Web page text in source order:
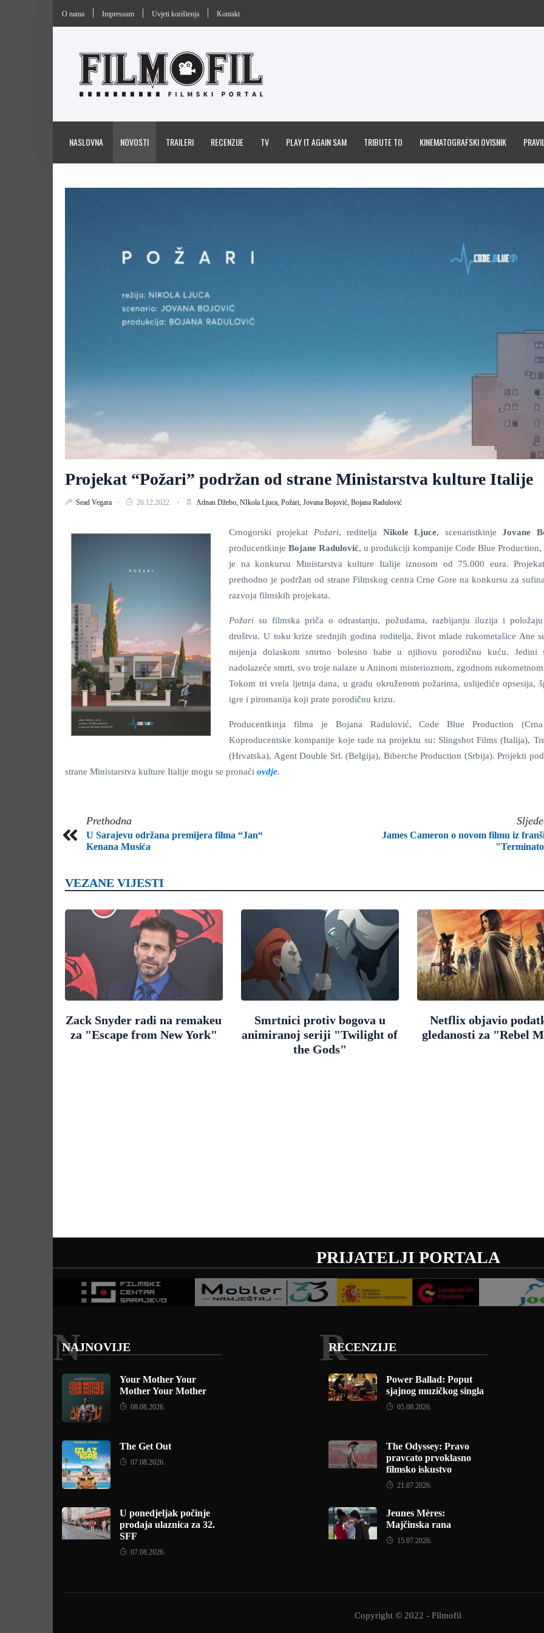
O nama Impressum Uvjeti korištenja Kontakt
NASLOVNA NOVOSTI TRAILERI RECENZIJE TV PLAY IT AGAIN SAM TRIBUTE TO KINEMATOGRAFSKI OVISNIK
Projekat “Požari” podržan od strane Ministarstva kulture Italije
Sead Vegara 26.12.2022. Adnan Džebo, NIkola Ljuca, Požari, Jovana Bojović, Bojana Radulović
Crnogorski projekat Požari, reditelja Nikole Ljuce, scenaristkinjeJovane
producentkinjeBojane Radulović, u produkciji kompanije Code Blue Production,
je na konkursu Ministarstva kulture Italije iznosom od 75.000 eura.
prethodno je podržan od strane Filmskog centra Crne Gore na konkursu za
razvoja filmskih projekata.
Požari su filmska priča o odrastanju, požudama, razbijanju iluzija i
društvu. U toku krize srednjih godina roditelja, život mlade rukometašice Ane
mijenja dolaskom smrtno bolesno babe u njihovu porodičnu kuću. Jedini
nadolazeće smrti, svo troje nalaze u Aninom misterioznom, zgodnom
Tokom tri vrela ljetnja dana, u gradu okruženom požarima, uslijediće opsesija,
igre i piromanija koji prate porodičnu krizu.
Producentkinja filma je Bojana Radulović, Code Blue Production
Koproducentske kompanije koje rade na projektu su: Slingshot Films (Italija),
(Hrvatska), Agent Double Srl. (Belgija), Biberche Production (Srbija). Projekti
strane Ministarstva kulture Italije mogu se pronaći ovdje.
Prethodna
U Sarajevu održana premijera filma “Jan“
Kenana Musića
James Cameron o novom filmu iz
VEZANE VIJESTI
Zack Snyder radi na remakeu
za "Escape from New York"
Smrtnici protiv bogova u
animiranoj seriji "Twilight of
the Gods"
Netflix objavio
gledanosti za "Rebel
PRIJATELJI PORTALA
NAJNOVIJE
N
Your Mother Your
Mother Your Mother
08.08.2026.
The Get Out
07.08.2026.
U ponedjeljak počinje
prodaja ulaznica za 32.
SFF
07.08.2026.
RECENZIJE
R
Power Ballad: Poput
sjajnog muzičkog singla
05.08.2026.
The Odyssey: Pravo
pravcato prvoklasno
filmsko iskustvo
21.07.2026.
Jeunes Mères:
Majčinska rana
15.07.2026.
Copyright © 2022 - Filmofil